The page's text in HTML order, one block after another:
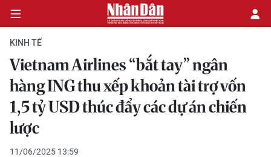
CHÍNH TRỊ
KINH TẾ
VĂN HÓA
KINH TẾ
Vietnam Airlines “bắt tay” ngân
hàng ING thu xếp khoản tài trợ vốn
1,5 tỷ USD thúc đẩy các dự án chiến
lược
11/06/2025 13:59